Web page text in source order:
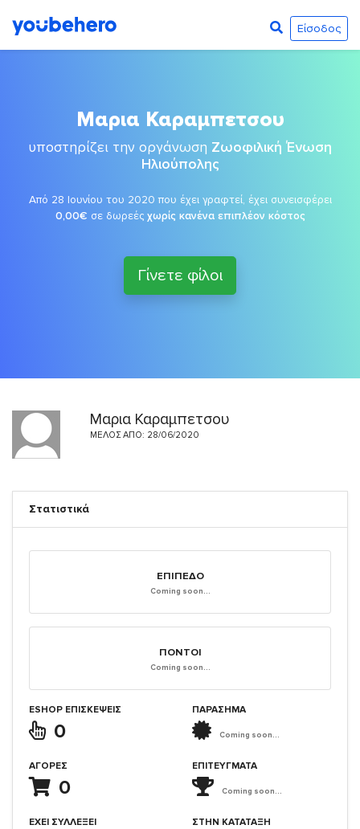
Είσοδος
Μαρια Καραμπετσου
υποστηρίζει την οργάνωση Ζωοφιλική Ένωση
Ηλιούπολης
Από 28 Ιουνίου του 2020 που έχει γραφτεί, έχει συνεισφέρει
0,00€ σε δωρεές χωρίς κανένα επιπλέον κόστος
Γίνετε φίλοι
Μαρια Καραμπετσου
ΜΈΛΟΣ ΑΠΌ: 28/06/2020
Στατιστικά
ΕΠΊΠΕΔΟ
Coming soon...
ΠΌΝΤΟΙ
Coming soon...
ESHOP ΕΠΙΣΚΈΨΕΙΣ
0
ΑΓΟΡΈΣ
0
ΈΧΕΙ ΣΥΛΛΈΞΕΙ
ΠΑΡΑΣΗΜΑ
Coming soon...
ΕΠΙΤΕΎΓΜΑΤΑ
Coming soon...
ΣΤΗΝ ΚΑΤΆΤΑΞΗ